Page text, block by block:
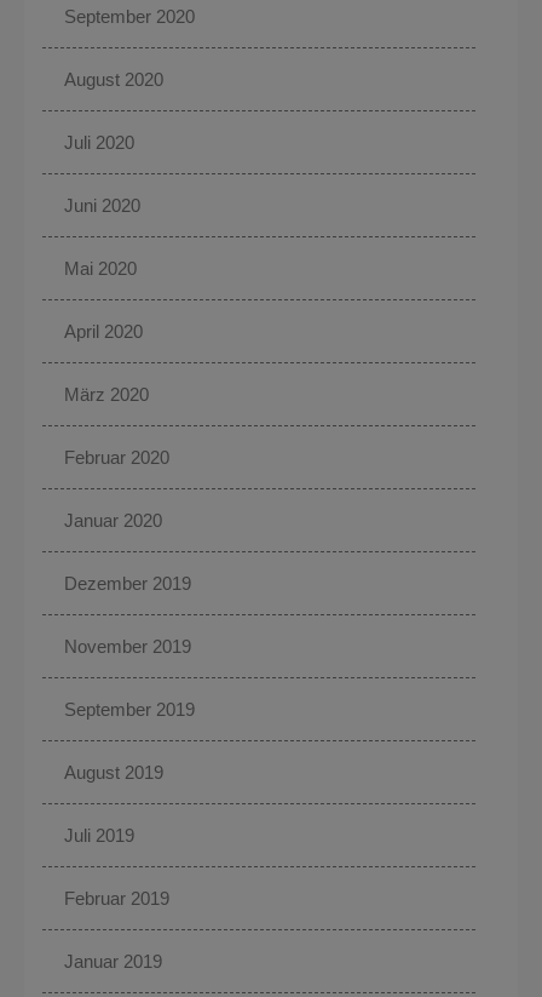
September 2020
August 2020
Juli 2020
Juni 2020
Mai 2020
April 2020
März 2020
Februar 2020
Januar 2020
Dezember 2019
November 2019
September 2019
August 2019
Juli 2019
Februar 2019
Januar 2019